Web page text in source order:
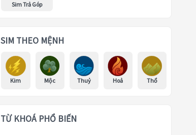
Sim Trả Góp
SIM THEO MỆNH
Kim Mộc Thuỷ Hoả Thổ
TỪ KHOÁ PHỔ BIẾN